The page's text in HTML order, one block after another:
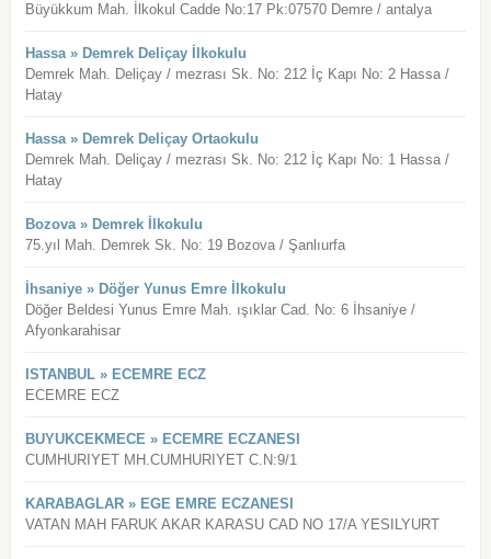
Büyükkum Mah. İlkokul Cadde No:17 Pk:07570 Demre / antalya
Hassa » Demrek Deliçay İlkokulu
Demrek Mah. Deliçay / mezrası Sk. No: 212 İç Kapı No: 2 Hassa /
Hatay
Hassa » Demrek Deliçay Ortaokulu
Demrek Mah. Deliçay / mezrası Sk. No: 212 İç Kapı No: 1 Hassa /
Hatay
Bozova » Demrek İlkokulu
75.yıl Mah. Demrek Sk. No: 19 Bozova / Şanlıurfa
İhsaniye » Döğer Yunus Emre İlkokulu
Döğer Beldesi Yunus Emre Mah. ışıklar Cad. No: 6 İhsaniye /
Afyonkarahisar
ISTANBUL » ECEMRE ECZ
ECEMRE ECZ
BUYUKCEKMECE » ECEMRE ECZANESI
CUMHURIYET MH.CUMHURIYET C.N:9/1
KARABAGLAR » EGE EMRE ECZANESI
VATAN MAH FARUK AKAR KARASU CAD NO 17/A YESILYURT